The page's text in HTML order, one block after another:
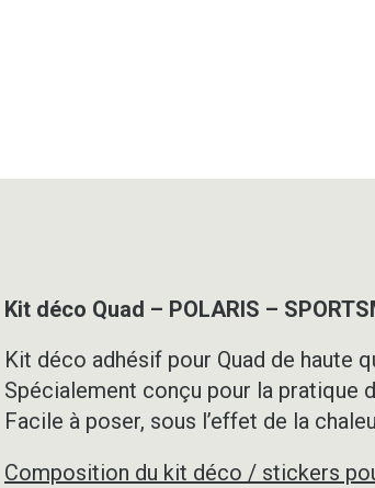
Kit déco Quad – POLARIS –
Kit déco adhésif pour Quad de haute
Spécialement conçu pour la pratique
Facile à poser, sous l’effet de la
Composition du kit déco / stickers